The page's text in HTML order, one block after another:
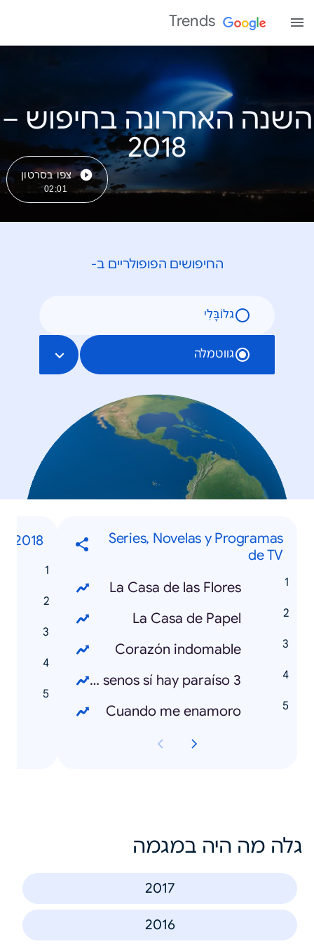
Trends
השנה האחרונה בחיפוש –
צפו בסרטון
02:01
החיפושים הפופולריים ב-
גלוֹבָּלִי
גווטמלה
Series, Novelas y Programas
de TV
La Casa de las Flores
La Casa de Papel
Corazón indomable
Sin senos sí hay paraíso 3
Cuando me enamoro
2018
גלה מה היה במגמה
2017
2016